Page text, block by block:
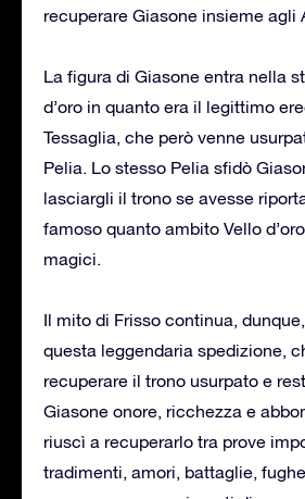
recuperare Giasone insieme agli
La figura di Giasone entra nella
d’oro in quanto era il legittimo
Tessaglia, che però venne
Pelia. Lo stesso Pelia sfidò
lasciargli il trono se avesse
famoso quanto ambito Vello
magici.
Il mito di Frisso continua,
questa leggendaria spedizione,
recuperare il trono usurpato e
Giasone onore, ricchezza e
riuscì a recuperarlo tra prove
tradimenti, amori, battaglie,